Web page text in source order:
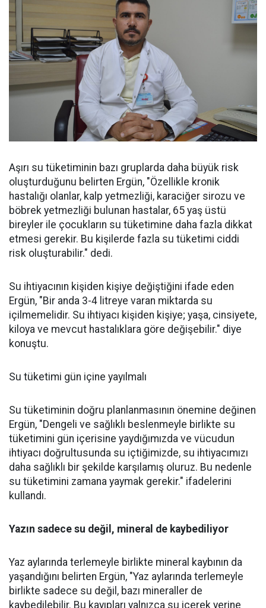
Aşırı su tüketiminin bazı gruplarda daha büyük risk
oluşturduğunu belirten Ergün, "Özellikle kronik
hastalığı olanlar, kalp yetmezliği, karaciğer sirozu ve
böbrek yetmezliği bulunan hastalar, 65 yaş üstü
bireyler ile çocukların su tüketimine daha fazla dikkat
etmesi gerekir. Bu kişilerde fazla su tüketimi ciddi
risk oluşturabilir." dedi.
Su ihtiyacının kişiden kişiye değiştiğini ifade eden
Ergün, "Bir anda 3-4 litreye varan miktarda su
içilmemelidir. Su ihtiyacı kişiden kişiye; yaşa, cinsiyete,
kiloya ve mevcut hastalıklara göre değişebilir." diye
konuştu.
Su tüketimi gün içine yayılmalı
Su tüketiminin doğru planlanmasının önemine değinen
Ergün, "Dengeli ve sağlıklı beslenmeyle birlikte su
tüketimini gün içerisine yaydığımızda ve vücudun
ihtiyacı doğrultusunda su içtiğimizde, su ihtiyacımızı
daha sağlıklı bir şekilde karşılamış oluruz. Bu nedenle
su tüketimini zamana yaymak gerekir." ifadelerini
kullandı.
Yazın sadece su değil, mineral de kaybediliyor
Yaz aylarında terlemeyle birlikte mineral kaybının da
yaşandığını belirten Ergün, "Yaz aylarında terlemeyle
birlikte sadece su değil, bazı mineraller de
kaybedilebilir. Bu kayıpları yalnızca su içerek yerine